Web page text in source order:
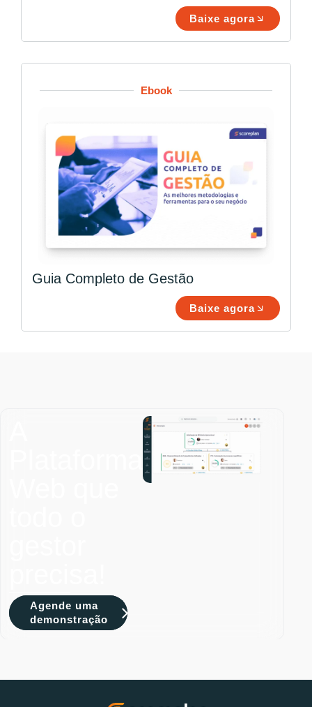
Baixe agora
Ebook
Guia Completo de Gestão
Baixe agora
Agende uma
demonstração